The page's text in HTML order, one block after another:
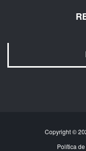
Copyright ©
Política